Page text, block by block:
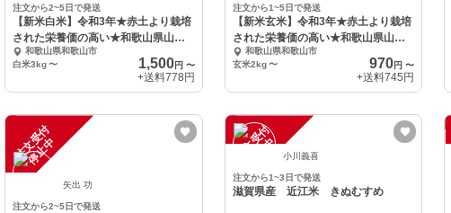
注文から2~5日で発送
【新米白米】令和3年★赤土より栽培
された栄養価の高い★和歌山県山東
産きぬむすめ★
和歌山県和歌山市
白米3kg 〜 1,500円 〜
+送料778円
注文から1~5日で発送
【新米玄米】令和3年★赤土より栽培
された栄養価の高い★和歌山県山東
産きぬむすめ★
和歌山県和歌山市
玄米2kg 〜 970円〜
+送料745円
注
文
受
付
停
止
中
矢出 功
注文から2~5日で発送
注
文
受
付
停
止
中 小川義喜
注文から1~3日で発送
滋賀県産 近江米 きぬむすめ